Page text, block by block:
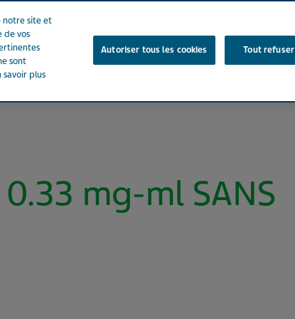
mg-ml SANS
notre site et
de vos
sont
savoir plus
Autoriser tous les cookies Tout refuser